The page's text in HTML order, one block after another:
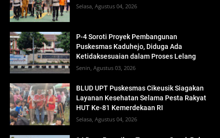
Selasa, Agustus 04, 2026
P-4 Soroti Proyek Pembangunan
Puskesmas Kaduhejo, Diduga Ada
Ketidaksesuaian dalam Proses Lelang
Senin, Agustus 03, 2026
BLUD UPT Puskesmas Cikeusik Siagakan
Layanan Kesehatan Selama Pesta Rakyat
HUT Ke-81 Kemerdekaan RI
Selasa, Agustus 04, 2026